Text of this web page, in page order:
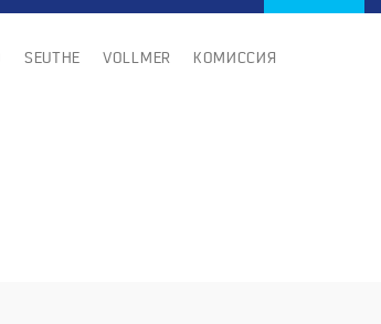
SEUTHE VOLLMER КОМИССИЯ